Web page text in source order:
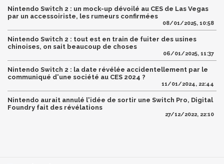
Nintendo Switch 2 : un mock-up dévoilé au CES de Las Vegas
par un accessoiriste, les rumeurs confirmées
08/01/2025, 10:58
Nintendo Switch 2 : tout est en train de fuiter des usines
chinoises, on sait beaucoup de choses
06/01/2025, 11:37
Nintendo Switch 2 : la date révélée accidentellement par le
communiqué d'une société au CES 2024 ?
11/01/2024, 22:44
Nintendo aurait annulé l'idée de sortir une Switch Pro, Digital
Foundry fait des révélations
27/12/2022, 22:10